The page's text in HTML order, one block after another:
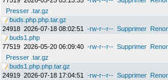
Presser .tar.gz
buds.php.php.tar.gz
24918 2026-07-18 08:02:51 -rw-r--r-- Supprimer
buds1.php
77519 2026-05-20 06:09:40 -rw-r--r-- Supprimer
Presser .tar.gz
buds1.php.php.tar.gz
24919 2026-07-18 17:04:51 -rw-r--r-- Supprimer